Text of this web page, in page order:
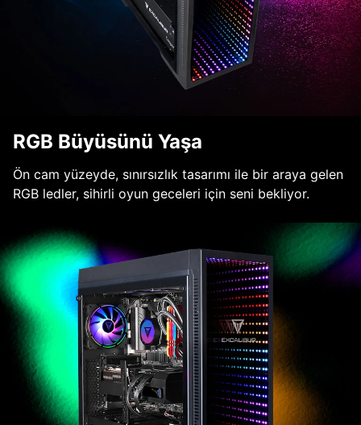
RGB Büyüsünü Yaşa
Ön cam yüzeyde, sınırsızlık tasarımı ile bir araya gelen
RGB ledler, sihirli oyun geceleri için seni bekliyor.